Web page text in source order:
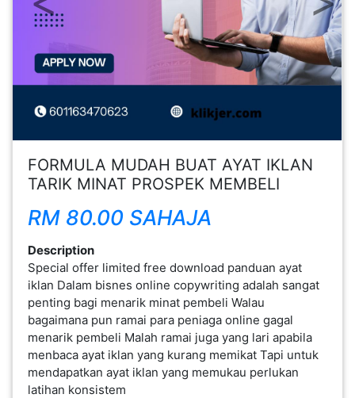
FORMULA MUDAH BUAT AYAT IKLAN
TARIK MINAT PROSPEK MEMBELI
RM 80.00 SAHAJA
Description
Special offer limited free download panduan ayat
iklan Dalam bisnes online copywriting adalah sangat
penting bagi menarik minat pembeli Walau
bagaimana pun ramai para peniaga online gagal
menarik pembeli Malah ramai juga yang lari apabila
menbaca ayat iklan yang kurang memikat Tapi untuk
mendapatkan ayat iklan yang memukau perlukan
latihan konsistem
FESYEN
WANITA(0)
LELAKI(0)
MINYAK
PENDIDIKAN(19)
DERMA
DAN
INFAK(0)